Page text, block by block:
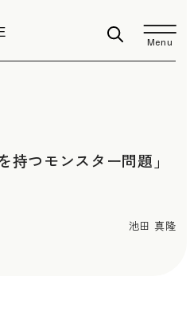
Menu
持つモンスター問題」
池田 真隆